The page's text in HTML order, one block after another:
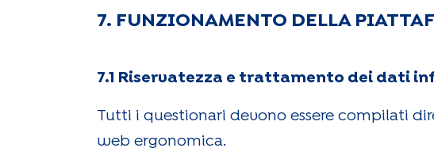
7. FUNZIONAMENTO DELLA
7.1 Riservatezza e trattamento dei dati
Tutti i questionari devono essere compilati
web ergonomica.